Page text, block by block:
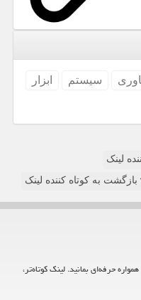
سیستم
ابزار
لینک
بازگشت به کوتاه کننده لینک
حرفه‌ای بمانید. لینک کوتاه‌تر،